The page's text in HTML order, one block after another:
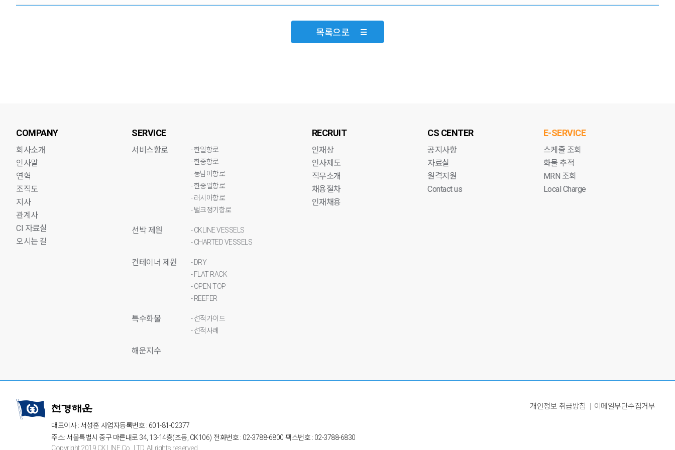
목록으로
COMPANY
회사소개
인사말
연혁
조직도
지사
관계사
CI 자료실
오시는 길
SERVICE
서비스항로
- 한일항로
- 한중항로
- 동남아항로
- 한중일항로
- 러시아항로
- 벌크정기항로
선박 제원
- CKLINE VESSELS
- CHARTED VESSELS
컨테이너 제원
- DRY
- FLAT RACK
- OPEN TOP
- REEFER
특수화물
- 선적가이드
- 선적사례
해운지수
RECRUIT
인재상
인사제도
직무소개
채용절차
인재채용
CS CENTER
공지사항
자료실
원격지원
Contact us
E-SERVICE
스케줄 조회
화물 추적
MRN 조회
Local Charge
개인정보 취급방침 이메일무단수집거부
대표이사 : 서성훈 사업자등록번호 : 601-81-02377
주소: 서울특별시 중구 마른내로 34, 13-14층(초동, CK106) 전화번호 : 02-3788-6800 팩스번호 : 02-3788-6830
Copyright 2019 CK LINE Co., LTD. All rights reserved.